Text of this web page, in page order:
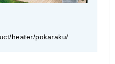
heater/pokaraku/